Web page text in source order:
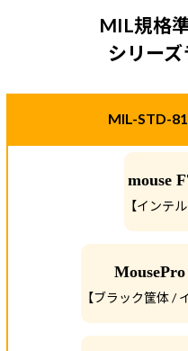
MIL規格
シリー
MIL-STD-
mouse
【インテ
【ブラック筐体 /